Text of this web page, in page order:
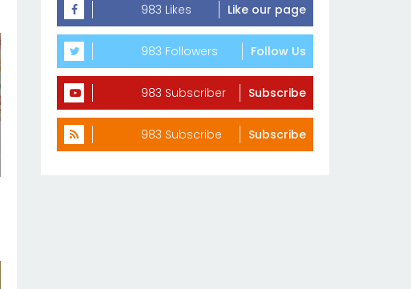
983 Likes Like our page
983 Followers Follow Us
983 Subscriber Subscribe
983 Subscribe Subscribe